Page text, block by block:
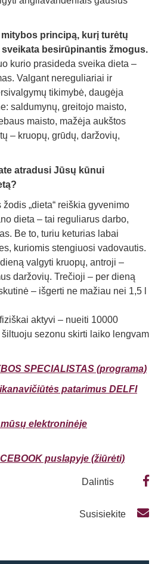
principą, kurį turėtų
besirūpinantis žmogus.
kurio prasideda sveika dieta –
Valgant nereguliariai ir
tikimybė, daugėja
saldumynų, greitojo maisto,
maisto, mažėja aukštos
– kruopų, grūdų, daržovių,
atradusi Jūsų kūnui
„dieta“ reiškia gyvenimo
dieta – tai reguliarus darbo,
Be to, turiu keturias labai
kuriomis stengiuosi vadovautis.
valgyti kruopų, antroji –
daržovių. Trečioji – per dieną
– išgerti ne mažiau nei 1,5 l
aktyvi – nueiti 10000
sezonu skirti laiko lengvam
SPECIALISTAS (programa)
patarimus DELFI
elektroninėje
puslapyje (žiūrėti)
Dalintis
Susisiekite